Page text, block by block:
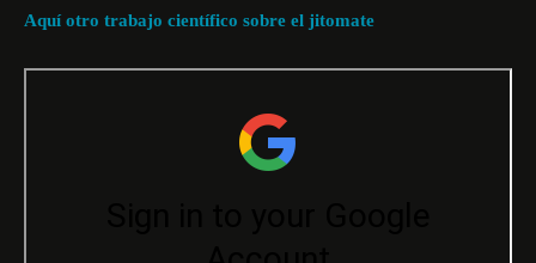
Aquí otro trabajo científico sobre el jitomate